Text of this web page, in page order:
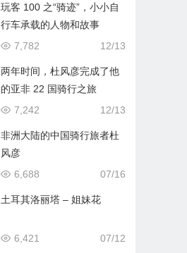
玩客 100 之“骑迹”，小小自
行车承载的人物和故事
12/13
7,782
两年时间，杜风彦完成了他
的亚非 22 国骑行之旅
12/13
7,242
非洲大陆的中国骑行旅者杜
风彦
07/16
6,688
土耳其洛丽塔 – 姐妹花
07/12
6,421